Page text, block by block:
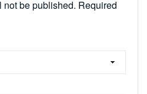
be published. Required